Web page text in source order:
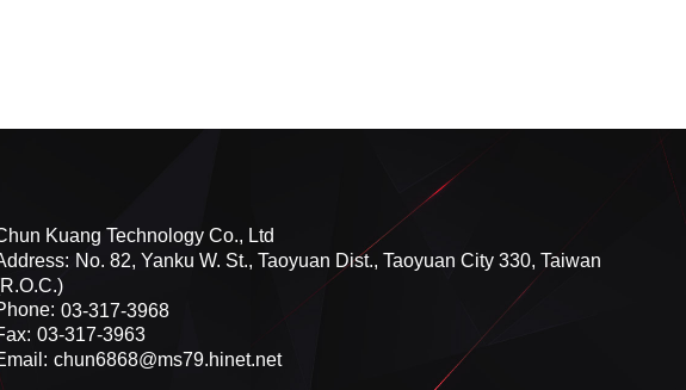
Kuang Technology Co., Ltd
No. 82, Yanku W. St., Taoyuan Dist., Taoyuan City 330, Taiwan
03-317-3968
03-317-3963
chun6868@ms79.hinet.net